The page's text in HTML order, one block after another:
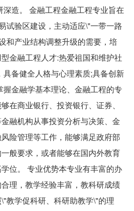
造。 金融工程金融工程专业旨在
试验区建设，主动适应\"一带一路
和产业结构调整升级的需要，培
金融工程人才:热爱祖国和维护社
备健全人格与心理素质;具备创新
金融学基本理论、金融工程的专
在商业银行、投资银行、证券、
融机构从事投资分析与决策、金
险管理等工作，能够满足政府部
般要求，或者能够在国内外教育
位。 专业优势本专业有丰富的办
理，教学经验丰富，教科研成绩
教学促科研、科研助教学\"的理